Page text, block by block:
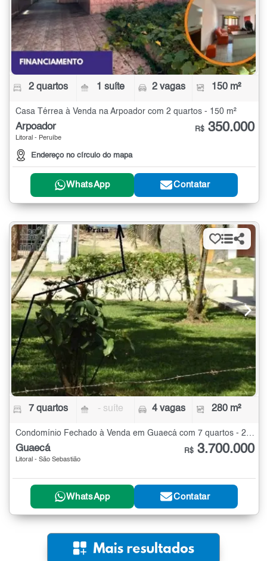
2 quartos 1 suíte 2 vagas 150 m²
Casa Térrea à Venda na Arpoador com 2 quartos - 150 m²
Arpoador
Litoral - Peruíbe
Endereço no círculo do mapa
R$ 350.000
WhatsApp Contatar
7 quartos - suíte 4 vagas 280 m²
Condomínio Fechado à Venda em Guaecá com 7 quartos - 280 m²
Guaecá
Litoral - São Sebastião
R$ 3.700.000
WhatsApp Contatar